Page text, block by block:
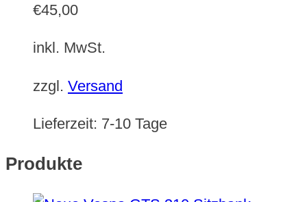
€45,00
inkl. MwSt.
zzgl. Versand
Lieferzeit: 7-10 Tage
Produkte